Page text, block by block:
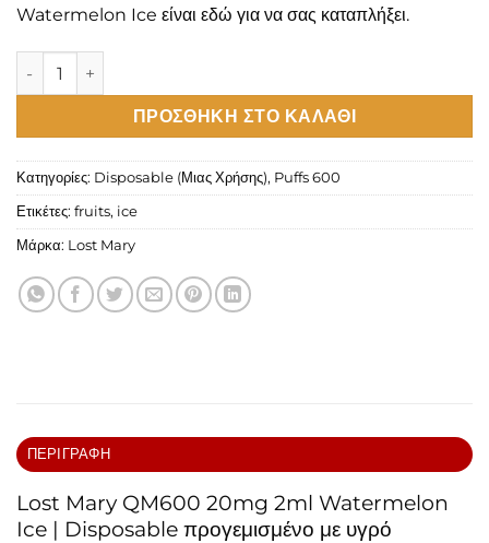
Watermelon Ice είναι εδώ για να σας καταπλήξει.
Lost Mary QM600 20mg 2ml Watermelon Ice ποσότητα
ΠΡΟΣΘΉΚΗ ΣΤΟ ΚΑΛΆΘΙ
Κατηγορίες: Disposable (Μιας Χρήσης), Puffs 600
Ετικέτες: fruits, ice
Μάρκα: Lost Mary
ΠΕΡΙΓΡΑΦΉ
Lost Mary QM600 20mg 2ml Watermelon
Ice | Disposable προγεμισμένο με υγρό